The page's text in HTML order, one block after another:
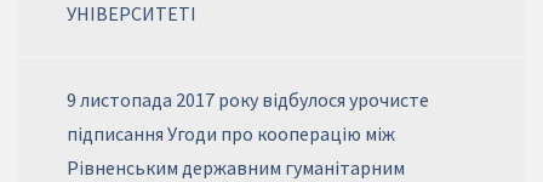
УНІВЕРСИТЕТІ
9 листопада 2017 року відбулося урочисте
підписання Угоди про кооперацію між
Рівненським державним гуманітарним